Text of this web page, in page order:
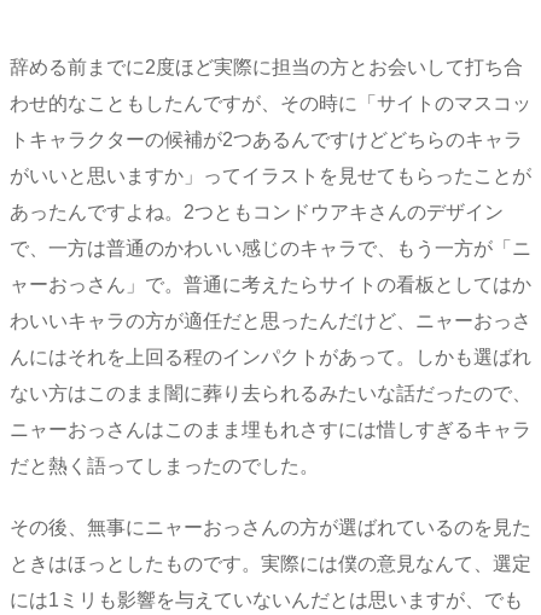
辞める前までに2度ほど実際に担当の方とお会いして打ち合
わせ的なこともしたんですが、その時に「サイトのマスコッ
トキャラクターの候補が2つあるんですけどどちらのキャラ
がいいと思いますか」ってイラストを見せてもらったことが
あったんですよね。2つともコンドウアキさんのデザイン
で、一方は普通のかわいい感じのキャラで、もう一方が「ニ
ャーおっさん」で。普通に考えたらサイトの看板としてはか
わいいキャラの方が適任だと思ったんだけど、ニャーおっさ
んにはそれを上回る程のインパクトがあって。しかも選ばれ
ない方はこのまま闇に葬り去られるみたいな話だったので、
ニャーおっさんはこのまま埋もれさすには惜しすぎるキャラ
だと熱く語ってしまったのでした。
その後、無事にニャーおっさんの方が選ばれているのを見た
ときはほっとしたものです。実際には僕の意見なんて、選定
には1ミリも影響を与えていないんだとは思いますが、でも